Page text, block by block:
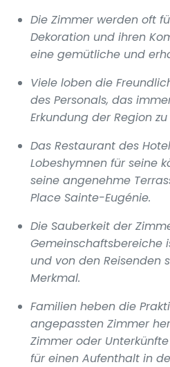
Die Zimmer werden oft
Dekoration und ihren
eine gemütliche und
Viele loben die
des Personals, das
Erkundung der Region
Das Restaurant des
Lobeshymnen für seine
seine angenehme
Place Sainte-Eugénie.
Die Sauberkeit der
Gemeinschaftsbereiche
und von den Reisenden
Merkmal.
Familien heben die
angepassten Zimmer
Zimmer oder
für einen Aufenthalt in